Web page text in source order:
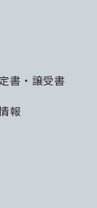
書・譲受書
報